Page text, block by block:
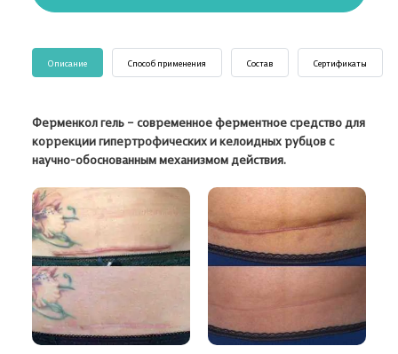
Описание Способ применения Состав Сертификаты
Ферменкол гель – современное ферментное средство для
коррекции гипертрофических и келоидных рубцов с
научно-обоснованным механизмом действия.